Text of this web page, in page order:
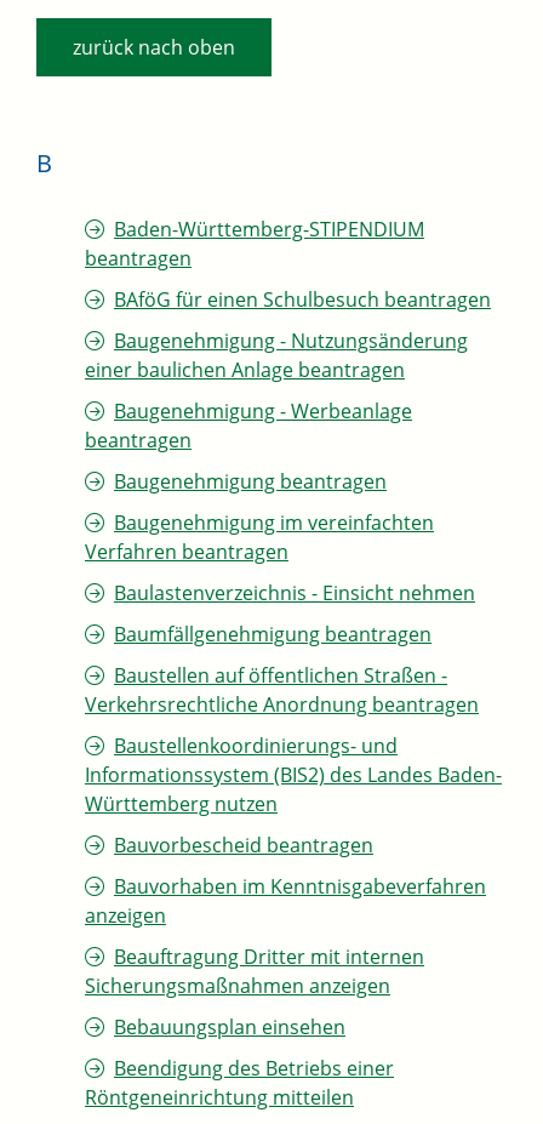
zurück nach oben
B
Baden-Württemberg-STIPENDIUM
beantragen
BAföG für einen Schulbesuch beantragen
Baugenehmigung - Nutzungsänderung
einer baulichen Anlage beantragen
Baugenehmigung - Werbeanlage
beantragen
Baugenehmigung beantragen
Baugenehmigung im vereinfachten
Verfahren beantragen
Baulastenverzeichnis - Einsicht nehmen
Baumfällgenehmigung beantragen
Baustellen auf öffentlichen Straßen -
Verkehrsrechtliche Anordnung beantragen
Baustellenkoordinierungs- und
Informationssystem (BIS2) des Landes Baden-
Württemberg nutzen
Bauvorbescheid beantragen
Bauvorhaben im Kenntnisgabeverfahren
anzeigen
Beauftragung Dritter mit internen
Sicherungsmaßnahmen anzeigen
Bebauungsplan einsehen
Beendigung des Betriebs einer
Röntgeneinrichtung mitteilen